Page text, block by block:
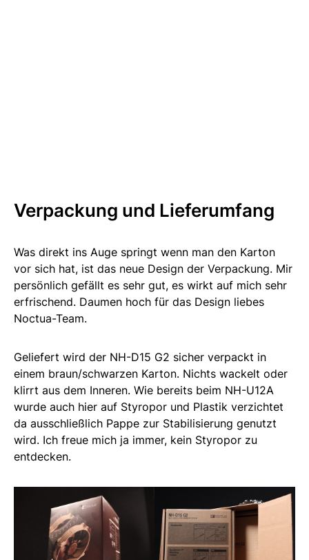
Verpackung und Lieferumfang
Was direkt ins Auge springt wenn man den Karton
vor sich hat, ist das neue Design der Verpackung. Mir
persönlich gefällt es sehr gut, es wirkt auf mich sehr
erfrischend. Daumen hoch für das Design liebes
Noctua-Team.
Geliefert wird der NH-D15 G2 sicher verpackt in
einem braun/schwarzen Karton. Nichts wackelt oder
klirrt aus dem Inneren. Wie bereits beim NH-U12A
wurde auch hier auf Styropor und Plastik verzichtet
da ausschließlich Pappe zur Stabilisierung genutzt
wird. Ich freue mich ja immer, kein Styropor zu
entdecken.